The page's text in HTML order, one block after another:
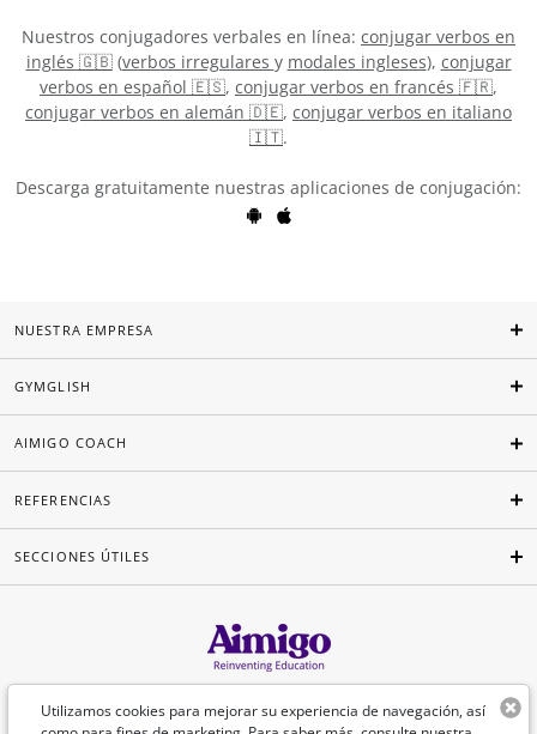
Nuestros conjugadores verbales en línea: conjugar verbos en
inglés 🇬🇧(verbos irregulares y modales ingleses), conjugar
verbos en español 🇪🇸, conjugar verbos en francés 🇫🇷,
conjugar verbos en alemán 🇩🇪, conjugar verbos en italiano
🇮🇹.
Descarga gratuitamente nuestras aplicaciones de conjugación:
Utilizamos cookies para mejorar su experiencia de navegación, así
NUESTRA EMPRESA
GYMGLISH
AIMIGO COACH
REFERENCIAS
SECCIONES ÚTILES
Español